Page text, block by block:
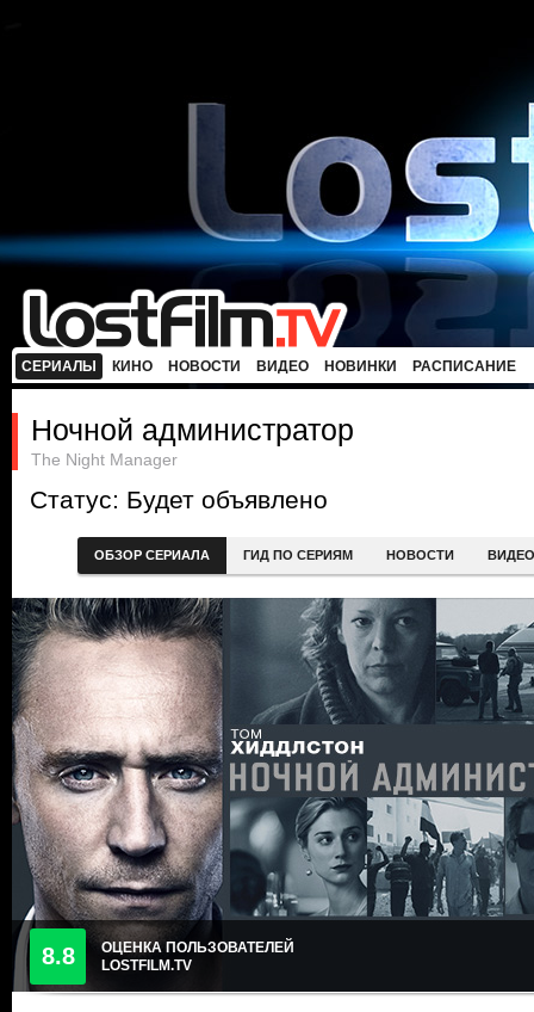
СЕРИАЛЫ КИНО НОВОСТИ ВИДЕО НОВИНКИ РАСПИСАНИЕ
Ночной администратор
The Night Manager
Статус: Будет объявлено
ОБЗОР СЕРИАЛА ГИД ПО СЕРИЯМ НОВОСТИ ВИДЕО
8.8
ОЦЕНКА ПОЛЬЗОВАТЕЛЕЙ
LOSTFILM.TV